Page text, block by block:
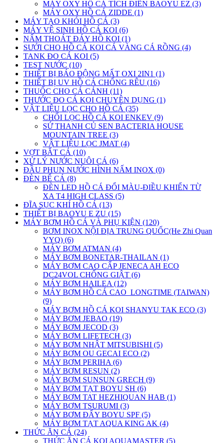
MÁY OXY HỒ CÁ TÍCH ĐIÊN BAOYU EZ (3)
MÁY OXY HỒ CÁ ZIDDE (1)
MÁY TẠO KHÓI HỒ CÁ (3)
MÁY VỆ SINH HỒ CÁ KOI (6)
NẤM THOÁT ĐÁY HỒ KOI (1)
SƯỞI CHO HỒ CÁ KOI CÁ VÀNG CÁ RỒNG (4)
TANK ĐO CÁ KOI (5)
TEST NƯỚC (10)
THIẾT BỊ BÁO ĐỘNG MẤT OXI 2IN1 (1)
THIẾT BỊ UV HỒ CÁ CHỐNG RÊU (16)
THUỐC CHO CÁ CẢNH (11)
THƯỚC ĐO CÁ KOI CHUYÊN DỤNG (1)
VẬT LIỆU LỌC CHO HỒ CÁ (35)
CHỔI LỌC HỒ CÁ KOI ENKEV (9)
SỨ THANH CỦ SEN BACTERIA HOUSE
MOUNTAIN TREE (3)
VẬT LIỆU LỌC JMAT (4)
VỢT BẮT CÁ (10)
XỬ LÝ NƯỚC NUÔI CÁ (6)
ĐẦU PHUN NƯỚC HÌNH NẤM INOX (0)
ĐÈN BỂ CÁ (8)
ĐÈN LED HỒ CÁ ĐỔI MÀU-ĐIỀU KHIỂN TỪ
XA T4 HIGH CLASS (5)
ĐĨA SỤC KHÍ HỒ CÁ (13)
THIẾT BỊ BAOYU E ZU (15)
MÁY BƠM HỒ CÁ VÀ PHỤ KIỆN (120)
BƠM INOX NỘI ĐỊA TRUNG QUỐC(He Zhi Quan
YYQ) (6)
MÁY BƠM ATMAN (4)
MÁY BƠM BONETAR-THAILAN (1)
MÁY BƠM CAO CẤP JENECA AH ECO
DC24VOL CHỐNG GIẬT (6)
MÁY BƠM HAILEA (12)
MÁY BƠM HỒ CÁ CAO_LONGTIME (TAIWAN)
(9)
MÁY BƠM HỒ CÁ KOI SHANYU TAK ECO (3)
MÁY BƠM JEBAO (19)
MÁY BƠM JECOD (3)
MÁY BƠM LIFETECH (3)
MÁY BƠM NHẬT MITSUBISHI (5)
MÁY BƠM OU GECAI ECO (2)
MÁY BƠM PERIHA (6)
MÁY BƠM RESUN (2)
MÁY BƠM SUNSUN GRECH (9)
MÁY BƠM TẠT BOYU SH (6)
MÁY BƠM TAT HEZHIQUAN HAB (1)
MÁY BƠM TSURUMI (3)
MÁY BƠM ĐẨY BOYU SPF (5)
MÁY BƠM TẠT AQUA KING AK (4)
THỨC ĂN CÁ (24)
THỨC ĂN CÁ KOI AQUAMASTER (5)